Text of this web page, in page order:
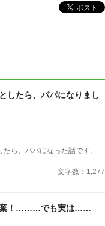
したら、パパになりまし
ら、パパになった話です。
文字数：1,277
棄！………でも実は……